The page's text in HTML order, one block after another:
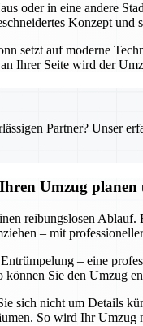
oder in eine andere
Konzept
setzt auf moderne
Ihrer Seite wird der
Partner? Unser
Umzug planen
reibungslosen
– mit
– eine
Sie den Umzug
sich nicht um Details
So wird Ihr